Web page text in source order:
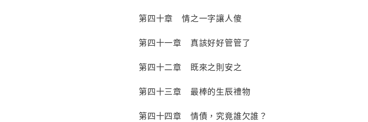
第四十章 情之一字讓人傻
第四十一章 真該好好管管了
第四十二章 既來之則安之
第四十三章 最棒的生辰禮物
第四十四章 情債，究竟誰欠誰？